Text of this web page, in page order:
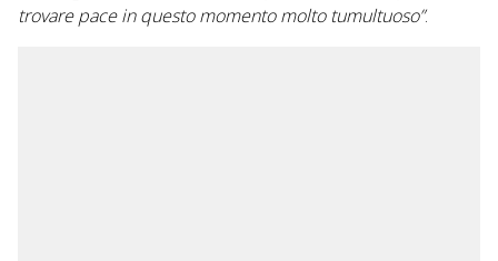
trovare pace in questo momento molto tumultuoso”.